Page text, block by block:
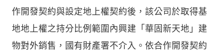
作開發契約與設定地上權契約後，該公司於取得基
地地上權之持分比例範圍內興建「華固新天地」建
物對外銷售，國有財產署不介入。依合作開發契約